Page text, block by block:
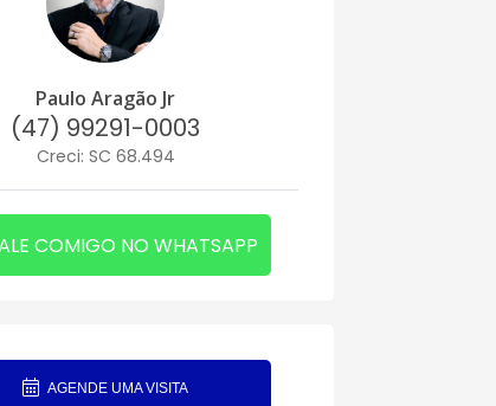
Paulo Aragão Jr
(47) 99291-0003
Creci: SC 68.494
COMIGO NO WHATSAPP
AGENDE UMA VISITA